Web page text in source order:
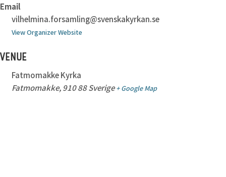
Email
vilhelmina.forsamling@svenskakyrkan.se
View Organizer Website
VENUE
Fatmomakke Kyrka
Fatmomakke, 910 88 Sverige + Google Map